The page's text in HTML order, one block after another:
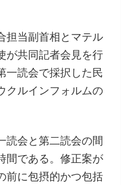
担当副首相とマテル
が共同記者会見を行
一読会で採択した民
クルインフォルムの
読会と第二読会の間
間である。修正案が
前に包摂的かつ包括